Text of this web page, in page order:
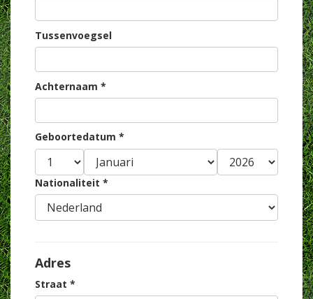
Tussenvoegsel
Achternaam *
Geboortedatum *
Nationaliteit *
Adres
Straat *